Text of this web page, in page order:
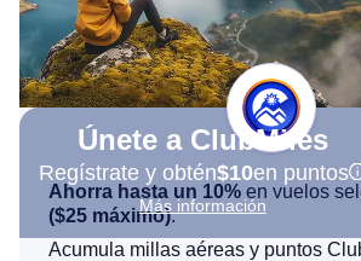
Únete a ClubMiles
Regístrate y obtén$10en puntos
Más información
Ahorra hasta un 10% en vuelos
($25 máximo).
Acumula millas aéreas y puntos